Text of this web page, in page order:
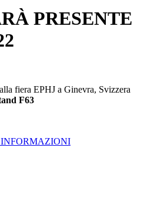
À PRESENTE
fiera EPHJ a Ginevra, Svizzera
F63